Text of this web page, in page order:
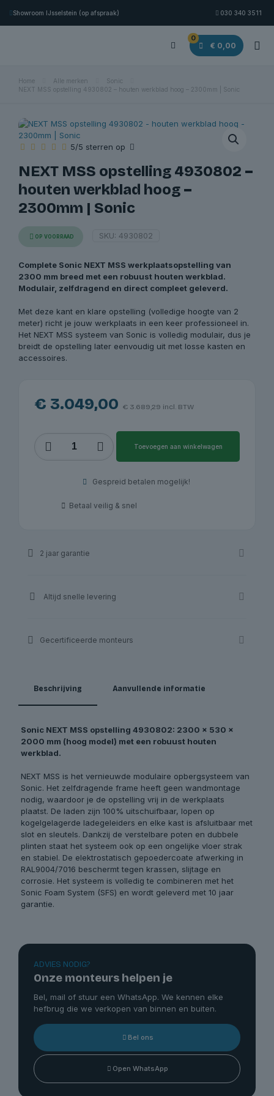
Showroom IJsselstein (op afspraak) 030 340 3511
0
€ 0,00
Home Alle merken
Sonic
NEXT MSS opstelling 4930802 – houten werkblad hoog – 2300mm | Sonic
5/5 sterren op
NEXT MSS opstelling 4930802 –
houten werkblad hoog –
2300mm | Sonic
OP VOORRAAD SKU: 4930802
Complete Sonic NEXT MSS werkplaatsopstelling van
2300 mm breed met een robuust houten werkblad.
Modulair, zelfdragend en direct compleet geleverd.
Met deze kant en klare opstelling (volledige hoogte van 2
meter) richt je jouw werkplaats in een keer professioneel in.
Het NEXT MSS systeem van Sonic is volledig modulair, dus je
breidt de opstelling later eenvoudig uit met losse kasten en
accessoires.
€ 3.049,00 € 3.689,29 incl. BTW
MSS
werkblad
Toevoegen aan winkelwagen
Gespreid betalen mogelijk!
Betaal veilig & snel
2 jaar garantie
Altijd snelle levering
Gecertificeerde monteurs
Beschrijving Aanvullende informatie
Sonic NEXT MSS opstelling 4930802: 2300 x 530 x
2000 mm (hoog model) met een robuust houten
werkblad.
NEXT MSS is het vernieuwde modulaire opbergsysteem van
Sonic. Het zelfdragende frame heeft geen wandmontage
nodig, waardoor je de opstelling vrij in de werkplaats
plaatst. De laden zijn 100% uitschuifbaar, lopen op
kogelgelagerde ladegeleiders en elke kast is afsluitbaar met
slot en sleutels. Dankzij de verstelbare poten en dubbele
plinten staat het systeem ook op een ongelijke vloer strak
en stabiel. De elektrostatisch gepoedercoate afwerking in
RAL9004/7016 beschermt tegen krassen, slijtage en
corrosie. Het systeem is volledig te combineren met het
Sonic Foam System (SFS) en wordt geleverd met 10 jaar
garantie.
ADVIES NODIG?
Onze monteurs helpen je
Bel, mail of stuur een WhatsApp. We kennen elke
hefbrug die we verkopen van binnen en buiten.
Bel ons
Open WhatsApp